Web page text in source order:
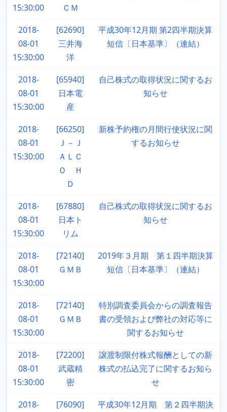
15:30:00
ＣＭ
2018-
08-01
15:30:00
[62690]
三井海
洋
平成30年12月期 第2四半期決算
短信〔日本基準〕（連結）
2018-
08-01
15:30:00
[65940]
日本電
産
自己株式の取得状況に関するお
知らせ
2018-
08-01
15:30:00
[66250]
Ｊ－Ｊ
ＡＬＣ
Ｏ Ｈ
Ｄ
新株予約権の月間行使状況に関
するお知らせ
2018-
08-01
15:30:00
[67880]
日本ト
リム
自己株式の取得状況に関するお
知らせ
2018-
08-01
15:30:00
[72140]
ＧＭＢ
2019年３月期 第１四半期決算
短信〔日本基準〕（連結）
2018-
08-01
15:30:00
[72140]
ＧＭＢ
特別調査委員会からの調査報告
書の受領および弊社の対応等に
関するお知らせ
2018-
08-01
15:30:00
[72200]
武蔵精
密
譲渡制限付株式報酬としての新
株式の払込完了に関するお知ら
せ
2018-
[76090]
平成30年12月期 第２四半期決